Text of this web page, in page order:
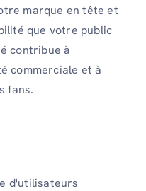
marque en tête et
que votre public
contribue à
commerciale et à
fans.
d'utilisateurs